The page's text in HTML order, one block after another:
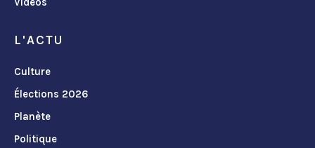
L'ACTU
Culture
Élections 2026
Planète
Politique